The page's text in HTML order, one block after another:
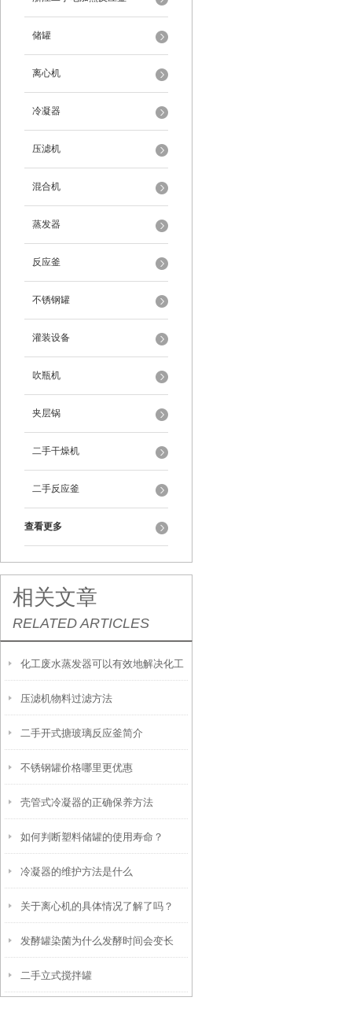
储罐
离心机
冷凝器
压滤机
混合机
蒸发器
反应釜
不锈钢罐
灌装设备
吹瓶机
夹层锅
二手干燥机
二手反应釜
查看更多
相关文章
RELATED ARTICLES
化工废水蒸发器可以有效地解决化工
废水的排放问题吗？
压滤机物料过滤方法
二手开式搪玻璃反应釜简介
不锈钢罐价格哪里更优惠
壳管式冷凝器的正确保养方法
如何判断塑料储罐的使用寿命？
冷凝器的维护方法是什么
关于离心机的具体情况了解了吗？
发酵罐染菌为什么发酵时间会变长
二手立式搅拌罐